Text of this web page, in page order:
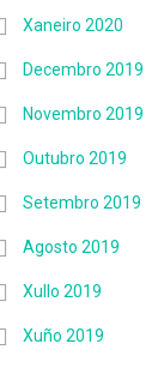
Xaneiro 2020
Decembro 2019
Novembro 2019
Outubro 2019
Setembro 2019
Agosto 2019
Xullo 2019
Xuño 2019